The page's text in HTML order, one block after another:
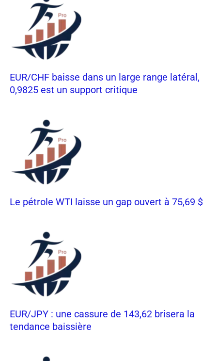
EUR/CHF baisse dans un large range latéral,
0,9825 est un support critique
Le pétrole WTI laisse un gap ouvert à 75,69 $
EUR/JPY : une cassure de 143,62 brisera la
tendance baissière